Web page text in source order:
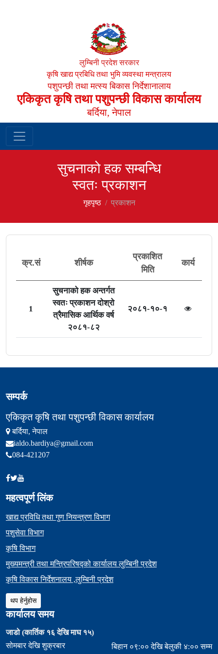
लुम्बिनी प्रदेश सरकार
कृषि खाद्य प्रबिधि तथा भुमि व्यवस्था मन्त्रालय
पशुपन्छी तथा मत्स्य बिकास निर्देशानालाय
एकिकृत कृषि तथा पशुपन्छी विकास कार्यालय
बर्दिया, नेपाल
सुचनाको हक सम्बन्धि
स्वतः प्रकाशन
गृहपृष्‍ठ प्रकाशन
क्र.सं शीर्षक
प्रकाशित
मिति
कार्य
1
सुचनाको हक अन्तर्गत
स्वतः प्रकाशन दोश्रो
त्रैमासिक आर्थिक वर्ष
२०८१-८२
२०८१-१०-१
सम्पर्क
एकिकृत कृषि तथा पशुपन्छी विकास कार्यालय
बर्दिया, नेपाल
ialdo.bardiya@gmail.com
084-421207
महत्वपूर्ण लिंक
खाद्य प्रविधि तथा गुण नियन्त्रण विभाग
पशुसेवा विभाग
कृषि विभाग
मुख्यमन्त्री तथा मन्त्रिपरिषद्को कार्यालय लुम्बिनी प्रदेश
कृषि विकास निर्देशनालय ,लुम्बिनी प्रदेश
थप हेर्नुहोस
कार्यालय समय
जाडो (कार्तिक १६ देखि माघ १५)
सोमबार देखि शुक्रबार
बिहान ०९:०० देखि बेलुकी ४:०० सम्म